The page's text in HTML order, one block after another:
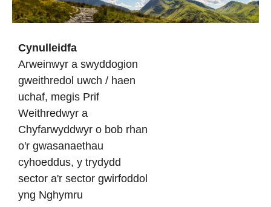
Cynulleidfa
Arweinwyr a swyddogion
gweithredol uwch / haen
uchaf, megis Prif
Weithredwyr a
Chyfarwyddwyr o bob rhan
o'r gwasanaethau
cyhoeddus, y trydydd
sector a'r sector gwirfoddol
yng Nghymru